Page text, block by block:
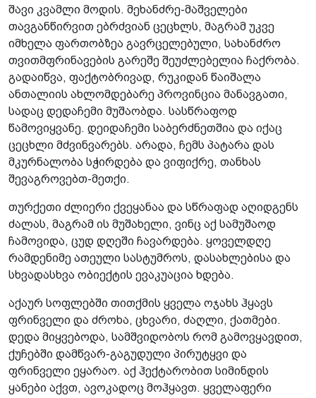
შავი კვამლი მოდის. მეხანძრე-მაშველები
თავგანწირვით ებრძვიან ცეცხლს, მაგრამ უკვე
იმხელა ფართობზეა გავრცელებული, სახანძრო
თვითმფრინავების გარეშე შეუძლებელია ჩაქრობა.
გადაიწვა, ფაქტობრივად, რუკიდან წაიშალა
ანთალიის ახლომდებარე პროვინცია მანავგათი,
სადაც დედაჩემი მუშაობდა. სასწრაფოდ
წამოვიყვანე. დეიდაჩემი საბერძნეთშია და იქაც
ცეცხლი მძვინვარებს. არადა, ჩემს პატარა დას
მკურნალობა სჭირდება და ვიფიქრე, თანხას
შევაგროვებთ-მეთქი.
თურქეთი ძლიერი ქვეყანაა და სწრაფად აღიდგენს
ძალას, მაგრამ ის მუშახელი, ვინც აქ სამუშაოდ
ჩამოვიდა, ცუდ დღეში ჩავარდება. ყოველდღე
რამდენიმე ათეული სასტუმროს, დასახლებისა და
სხვადასხვა ობიექტის ევაკუაცია ხდება.
აქაურ სოფლებში თითქმის ყველა ოჯახს ჰყავს
ფრინველი და ძროხა, ცხვარი, ძაღლი, ქათმები.
დედა მიყვებოდა, სამშვიდობოს რომ გამოვყავდით,
ქუჩებში დამწვარ-გაგუდული პირუტყვი და
ფრინველი ეყარაო. აქ ჰექტარობით სიმინდის
ყანები აქვთ, ავოკადოც მოჰყავთ. ყველაფერი